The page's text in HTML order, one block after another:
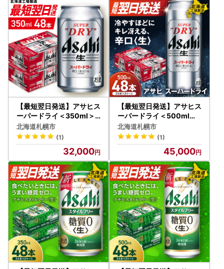
【最短翌日発送】アサヒス
ーパードライ＜350ml＞2
4缶 2ケース 北海道工場製
造
北海道札幌市
(1)
32,000
【最短翌日発送】アサヒス
ーパードライ＜500ml＞2
4缶 2ケース 北海道工場製
造
北海道札幌市
(1)
45,000